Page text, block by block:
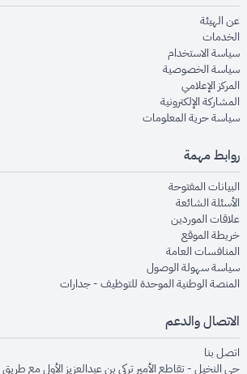
عن الهيئةopens in new window
الخدماتopens in new window
سياسة الاستخدام
سياسة الخصوصيةopens in new window
المركز الإعلاميopens in new window
المشاركة الإلكترونيةopens in new window
سياسة حرية المعلوماتopens in new window
روابط مهمة
البيانات المفتوحةopens in new window
الأسئلة الشائعةopens in new window
علاقات الموردينopens in new window
خريطة الموقعopens in new window
المنافسات العامةopens in new window
سياسة سهولة الوصولopens in new window
المنصة الوطنية الموحدة للتوظيف - جداراتwindow
الاتصال والدعم
اتصل بنا
حي النخيل - تقاطع الأمير تركي بن عبدالعزيز الأول مع